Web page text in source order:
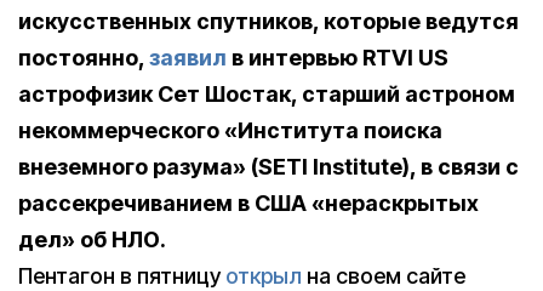
искусственных спутников, которые ведутся
постоянно, заявил в интервью RTVI US
астрофизик Сет Шостак, старший астроном
некоммерческого «Института поиска
внеземного разума» (SETI Institute), в связи с
рассекречиванием в США «нераскрытых
дел» об НЛО.
Пентагон в пятницуоткрыл на своем сайте